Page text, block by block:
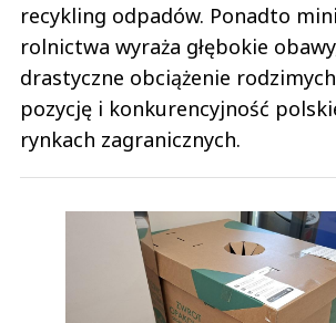
recykling odpadów. Ponadto
rolnictwa wyraża głębokie
drastyczne obciążenie
pozycję i konkurencyjność
rynkach zagranicznych.